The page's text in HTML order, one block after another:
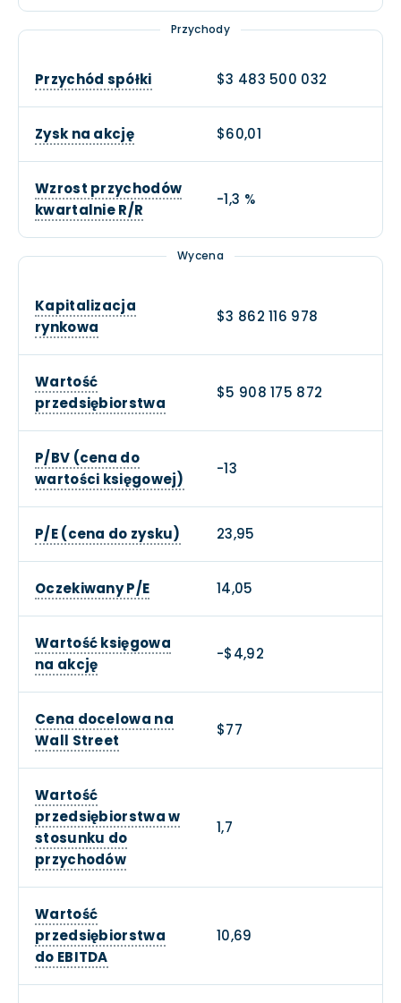
Przychody
Przychód spółki $3 483 500 032
Zysk na akcję $60,01
Wzrost przychodów
kwartalnie R/R
-1,3 %
Wycena
Kapitalizacja
rynkowa
$3 862 116 978
Wartość
przedsiębiorstwa
$5 908 175 872
P/BV (cena do
wartości księgowej)
-13
P/E (cena do zysku) 23,95
Oczekiwany P/E 14,05
Wartość księgowa
na akcję
-$4,92
Cena docelowa na
Wall Street
$77
Wartość
przedsiębiorstwa w
stosunku do
przychodów
1,7
Wartość
przedsiębiorstwa
do EBITDA
10,69